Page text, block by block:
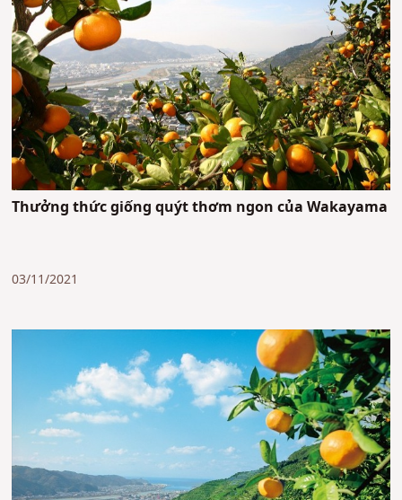
Thưởng thức giống quýt thơm ngon của Wakayama
03/11/2021